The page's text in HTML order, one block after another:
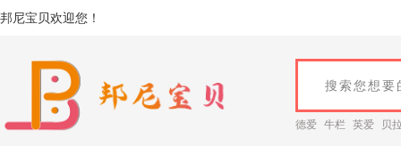
邦尼宝贝欢迎您！
德爱 牛栏 英爱 贝